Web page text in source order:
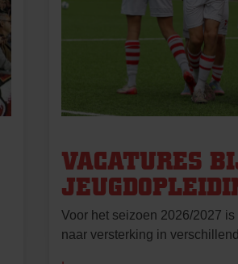
VACATURES
Voor het seizoen 2026/2027
naar versterking in